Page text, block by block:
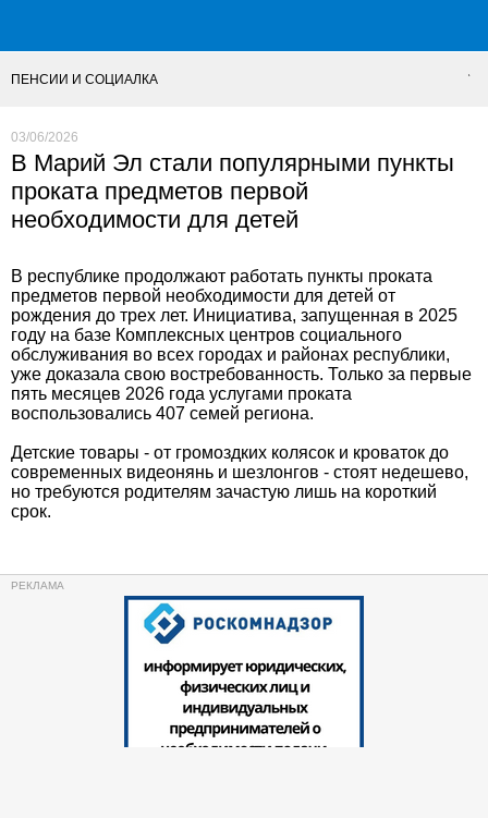
ПЕНСИИ И СОЦИАЛКА
03/06/2026
В Марий Эл стали популярными пункты
проката предметов первой
необходимости для детей
В республике продолжают работать пункты проката
предметов первой необходимости для детей от
рождения до трех лет. Инициатива, запущенная в 2025
году на базе Комплексных центров социального
обслуживания во всех городах и районах республики,
уже доказала свою востребованность. Только за первые
пять месяцев 2026 года услугами проката
воспользовались 407 семей региона.
Детские товары - от громоздких колясок и кроваток до
современных видеонянь и шезлонгов - стоят недешево,
но требуются родителям зачастую лишь на короткий
срок.